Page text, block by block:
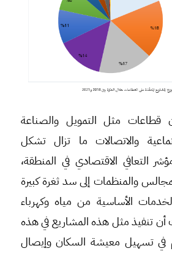
قطاعات مثل التمويل والصناعة
والاتصالات ما تزال تشكل
التعافي الاقتصادي في المنطقة،
والمنظمات إلى سد ثغرة كبيرة
الأساسية من مياه وكهرباء
تنفيذ مثل هذه المشاريع في هذه
في تسهيل معيشة السكان وإيصال